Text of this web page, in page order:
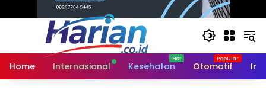
Home Internasional Kesehatan Otomotif